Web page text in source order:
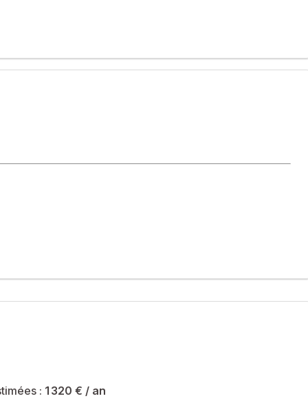
et commodités, venez découvrir ce charmant deux pièces
une salle de douche et un toilette indépendant.
: 1 320 € / an